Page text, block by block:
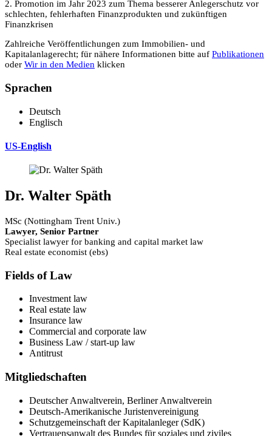
2. Promotion im Jahr 2023 zum Thema besserer Anlegerschutz vor
schlechten, fehlerhaften Finanzprodukten und zukünftigen
Finanzkrisen
Zahlreiche Veröffentlichungen zum Immobilien- und
Kapitalanlagerecht; für nähere Informationen bitte auf Publikationen
oder Wir in den Medien klicken
Sprachen
Deutsch
Englisch
US-English
Dr. Walter Späth
MSc (Nottingham Trent Univ.)
Lawyer, Senior Partner
Specialist lawyer for banking and capital market law
Real estate economist (ebs)
Fields of Law
Investment law
Real estate law
Insurance law
Commercial and corporate law
Business Law / start-up law
Antitrust
Mitgliedschaften
Deutscher Anwaltverein, Berliner Anwaltverein
Deutsch-Amerikanische Juristenvereinigung
Schutzgemeinschaft der Kapitalanleger (SdK)
Vertrauensanwalt des Bundes für soziales und ziviles